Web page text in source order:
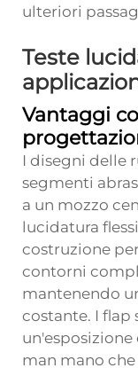
ulteriori
Teste
Vantaggi
I disegni delle
segmenti
a un mozzo
lucidatura
costruzione
contorni
mantenendo
costante. I flap
man mano